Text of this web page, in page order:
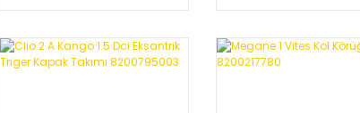
Sepete Ekle Sepete Ekle